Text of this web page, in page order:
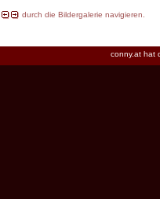
durch die Bildergalerie navigieren.
conny.at hat